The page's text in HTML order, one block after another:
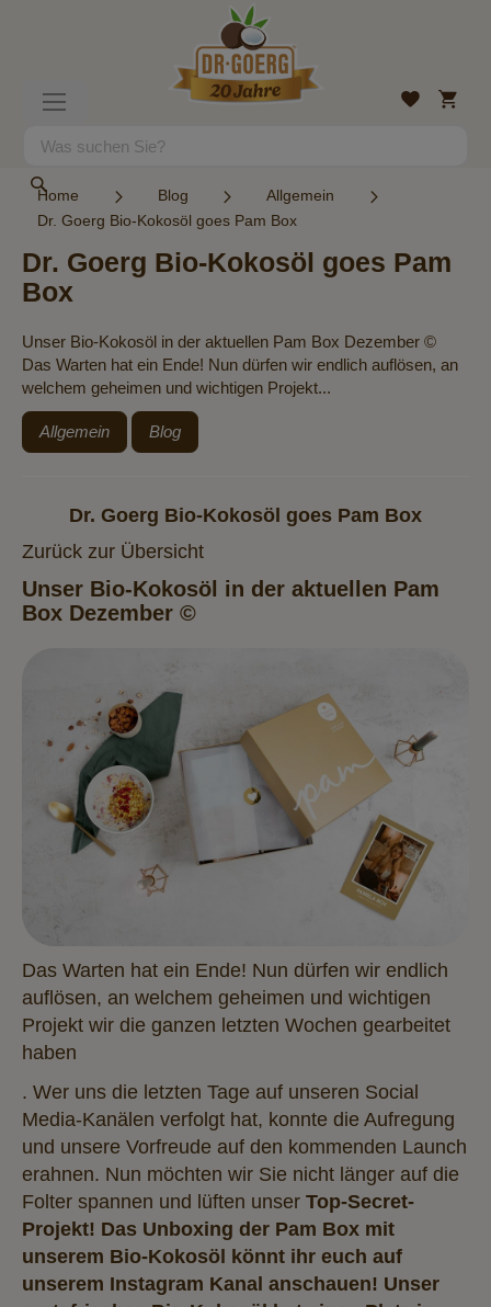
Suche
Wunschliste
Mein
Home Blog
Allgemein
Dr. Goerg Bio-Kokosöl goes Pam Box
Dr. Goerg Bio-Kokosöl goes Pam
Box
Unser Bio-Kokosöl in der aktuellen Pam Box Dezember ©
Das Warten hat ein Ende! Nun dürfen wir endlich auflösen, an
welchem geheimen und wichtigen Projekt...
Allgemein Blog
Dr. Goerg Bio-Kokosöl goes Pam Box
Zurück zur Übersicht
Unser Bio-Kokosöl in der aktuellen Pam
Box Dezember ©
Das Warten hat ein Ende! Nun dürfen wir endlich
auflösen, an welchem geheimen und wichtigen
Projekt wir die ganzen letzten Wochen gearbeitet
haben
. Wer uns die letzten Tage auf unseren Social
Media-Kanälen verfolgt hat, konnte die Aufregung
und unsere Vorfreude auf den kommenden Launch
erahnen. Nun möchten wir Sie nicht länger auf die
Folter spannen und lüften unser Top-Secret-
Projekt! Das Unboxing der Pam Box mit
unserem Bio-Kokosöl könnt ihr euch auf
unserem Instagram Kanal anschauen! Unser